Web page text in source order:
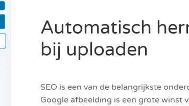
Automatisch
bij uploaden
SEO is een van de belangrijkste
Google afbeelding is een grote winst